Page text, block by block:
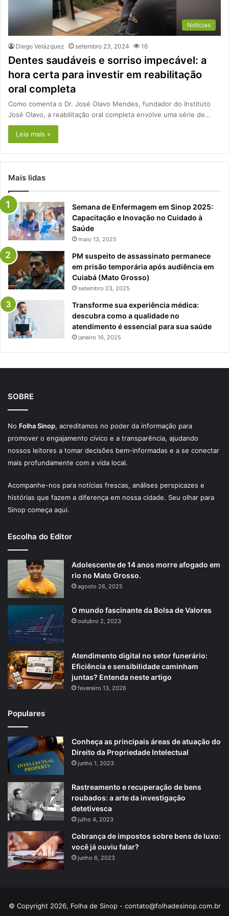
Notícias
Diego Velázquez setembro 23, 2024 16
Dentes saudáveis e sorriso impecável: a
hora certa para investir em reabilitação
oral completa
Como comenta o Dr. José Olavo Mendes, fundador do Instituto
José Olavo, a reabilitação oral completa envolve uma série de…
Leia mais »
Mais lidas
Semana de Enfermagem em Sinop 2025:
Capacitação e Inovação no Cuidado à
Saúde
maio 13, 2025
PM suspeito de assassinato permanece
em prisão temporária após audiência em
Cuiabá (Mato Grosso)
setembro 23, 2025
Transforme sua experiência médica:
descubra como a qualidade no
atendimento é essencial para sua saúde
janeiro 16, 2025
SOBRE
No Folha Sinop, acreditamos no poder da informação para
promover o engajamento cívico e a transparência, ajudando
nossos leitores a tomar decisões bem-informadas e a se conectar
mais profundamente com a vida local.
Acompanhe-nos para notícias frescas, análises perspicazes e
histórias que fazem a diferença em nossa cidade. Seu olhar para
Sinop começa aqui.
Escolha do Editor
Adolescente de 14 anos morre afogado em
rio no Mato Grosso.
agosto 26, 2025
O mundo fascinante da Bolsa de Valores
outubro 2, 2023
Atendimento digital no setor funerário:
Eficiência e sensibilidade caminham
juntas? Entenda neste artigo
fevereiro 13, 2026
Populares
Conheça as principais áreas de atuação do
Direito da Propriedade Intelectual
junho 1, 2023
Rastreamento e recuperação de bens
roubados: a arte da investigação
detetivesca
julho 4, 2023
Cobrança de impostos sobre bens de luxo:
você já ouviu falar?
junho 6, 2023
© Copyright 2026, Folha de Sinop - contato@folhadesinop.com.br